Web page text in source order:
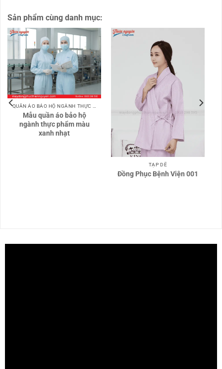
Sản phẩm cùng danh mục:
QUẦN ÁO BẢO HỘ NGÀNH THỰC PHẨM
Mẫu quần áo bảo hộ
ngành thực phẩm màu
xanh nhạt
TẠP DỀ
Đồng Phục Bệnh Viện 001